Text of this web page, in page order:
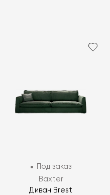
Под заказ
Baxter
Диван Brest